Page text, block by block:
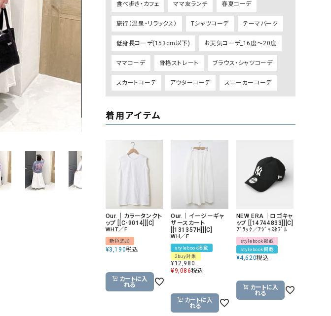
る バッグ
シューズ
アクセサリー
すべて見る
コート
ガウン
バッグ
靴
帽子
ジャケット・アウター
1 metre carre（アンメートルキャレ ）
オ）
120%lino（ワンハンドレッドトゥエンティ
ーパーセントリノ）
le camouflage tribe（ル
トライブ）
adidas（アディダス） Lallia Mu（ラリア ムー）
ASFVLT（アスファルト） mizuiro ind（ミズイロ イン
Ampersand（アンパサンド） MICALLE MICALLE（ミカ
Osmosis（オズモシス）
prit（プリット）
CUBE SUGAR（キューブシュガー） PUMA（プーマ）
CONVERSE ALL STAR（コンバースオー
ルスター）
Champion（チャンピオン） RED CARD（レッドカード）
DENIM DUNGAREE（デニムダンガリー） SO（エスオー）
Deck（ディック）
EVOL（イーボル）
SCOTCH&SODA（スコッ
ダ）
Emma Taylor（エマテイラー）
食べ歩き・カフェ ママ友ランチ 春夏コーデ
旅行（温泉・リラックス） Tシャツコーデ テーマパーク
低身長コーデ(153cm以下) お天気コーデ_16度～20度
ママコーデ 骨格ストレート ブラウス・シャツコーデ
スカートコーデ アウターコーデ スニーカーコーデ
着用アイテム
Our.｜カラータンクト
ップ [[C-9014]][C]
WHT／F
新色追加
¥3,190税込
カートに入
れる
Our.｜イージーギャ
ザースカート
[[131357H]][C]
WH／F
stylebook掲載
2buy対象
¥12,980
¥9,086税込
カートに入
れる
NEW ERA｜ロゴキャ
ップ [[14744833]][C]
ﾌﾞﾗｯｸ／ｱｼﾞｬｽﾀﾌﾞﾙ
stylebook掲載
stylebook掲載
¥4,620税込
カートに入
れる